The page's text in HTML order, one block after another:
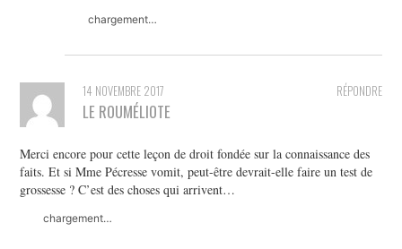
chargement…
RÉPONDRE
14 NOVEMBRE 2017
LE ROUMÉLIOTE
Merci encore pour cette leçon de droit fondée sur la connaissance des
faits. Et si Mme Pécresse vomit, peut-être devrait-elle faire un test de
grossesse ? C’est des choses qui arrivent…
chargement…